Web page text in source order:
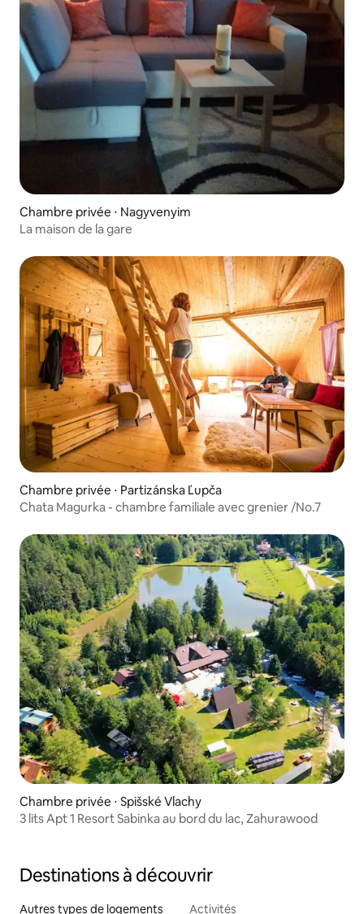
Chambre privée ⋅ Nagyvenyim
La maison de la gare
Chambre privée ⋅ Partizánska Ľupča
Chata Magurka - chambre familiale avec grenier /No.7
Chambre privée ⋅ Spišské Vlachy
3 lits Apt 1 Resort Sabinka au bord du lac, Zahurawood
Destinations à découvrir
Autres types de logements Activités